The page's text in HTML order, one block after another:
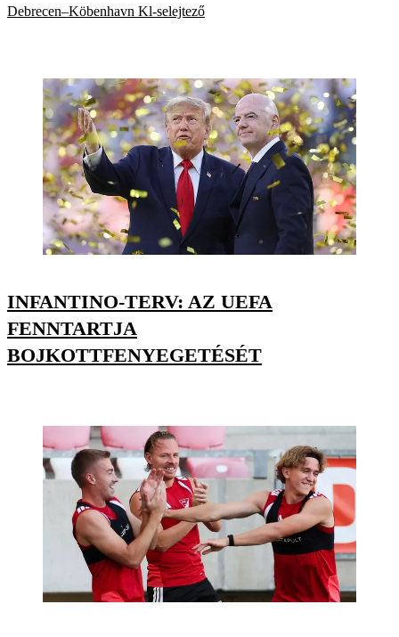
Debrecen–Köbenhavn Kl-selejtező
INFANTINO-TERV: AZ UEFA
FENNTARTJA
BOJKOTTFENYEGETÉSÉT